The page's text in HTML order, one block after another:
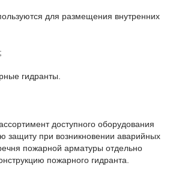
для размещения внутренних
гидранты.
доступного оборудования
защиту при возникновении аварийных
пожарной арматуры отдельно
пожарного гидранта.